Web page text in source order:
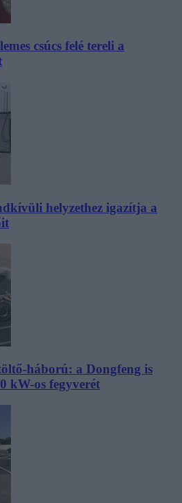
csúcs felé tereli a
helyzethez igazítja a
háború: a Dongfeng is
kW-os fegyverét